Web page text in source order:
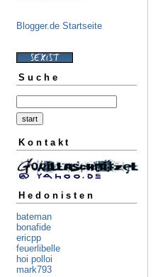
Blogger.de Startseite
Suche
Kontakt
Hedonisten
bateman
bonafide
ericpp
feuerlibelle
hoi polloi
mark793